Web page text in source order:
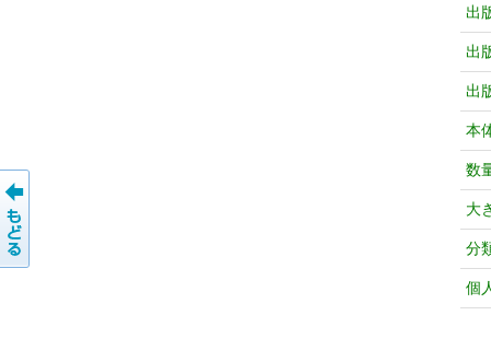
出
出
出
本
数
大
分
個